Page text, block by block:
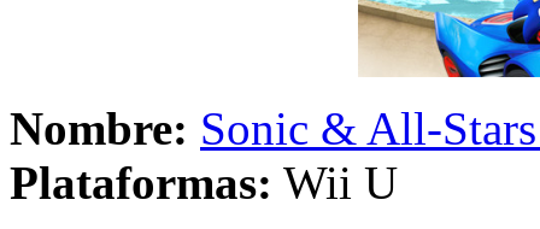
Nombre: Sonic & All-
Plataformas: Wii U